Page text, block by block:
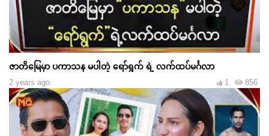
ဇာတိမြေမှာ ပကာသန မပါတဲ့ ရော်ရွက် ရဲ့ လက်ထပ်မင်္ဂလာ
2 years ago 856
1